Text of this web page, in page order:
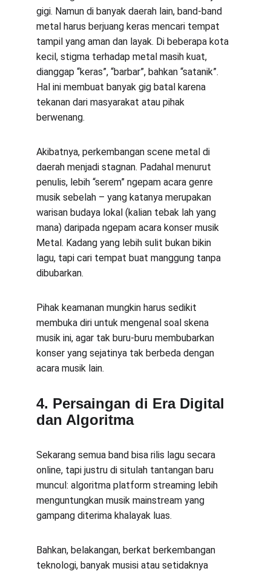
gigi. Namun di banyak daerah lain, band-band
metal harus berjuang keras mencari tempat
tampil yang aman dan layak. Di beberapa kota
kecil, stigma terhadap metal masih kuat,
dianggap “keras”, “barbar”, bahkan “satanik”.
Hal ini membuat banyak gig batal karena
tekanan dari masyarakat atau pihak
berwenang.
Akibatnya, perkembangan scene metal di
daerah menjadi stagnan. Padahal menurut
penulis, lebih “serem” ngepam acara genre
musik sebelah – yang katanya merupakan
warisan budaya lokal (kalian tebak lah yang
mana) daripada ngepam acara konser musik
Metal. Kadang yang lebih sulit bukan bikin
lagu, tapi cari tempat buat manggung tanpa
dibubarkan.
Pihak keamanan mungkin harus sedikit
membuka diri untuk mengenal soal skena
musik ini, agar tak buru-buru membubarkan
konser yang sejatinya tak berbeda dengan
acara musik lain.
4. Persaingan di Era Digital
dan Algoritma
Sekarang semua band bisa rilis lagu secara
online, tapi justru di situlah tantangan baru
muncul: algoritma platform streaming lebih
menguntungkan musik mainstream yang
gampang diterima khalayak luas.
Bahkan, belakangan, berkat berkembangan
teknologi, banyak musisi atau setidaknya